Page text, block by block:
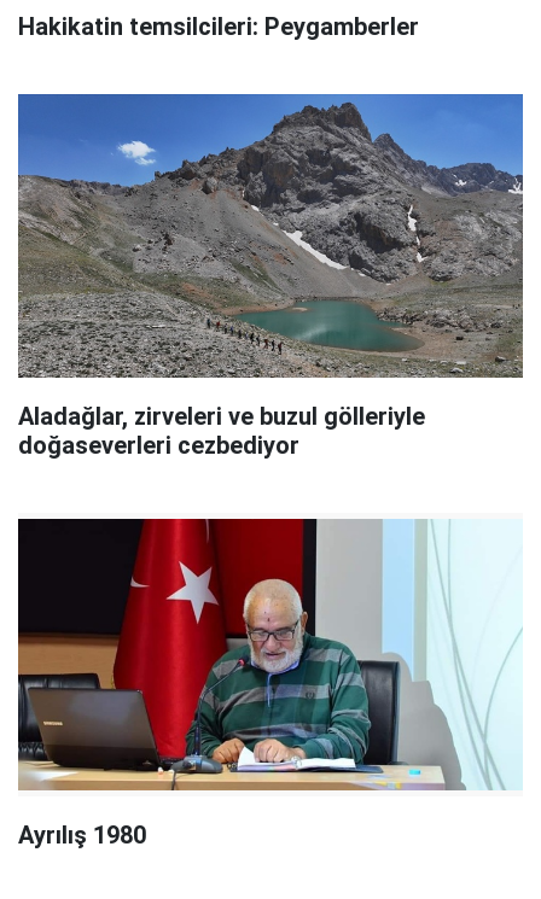
Hakikatin temsilcileri: Peygamberler
Aladağlar, zirveleri ve buzul gölleriyle
doğaseverleri cezbediyor
Ayrılış 1980